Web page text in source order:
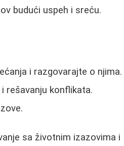
budući uspeh i sreću.
i razgovarajte o njima.
rešavanju konflikata.
sa životnim izazovima i